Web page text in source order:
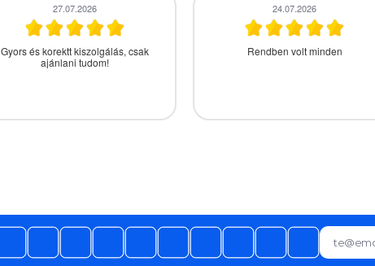
27.07.2026
Gyors és korektt kiszolgálás, csak
ajánlani tudom!
24.07.2026
Rendben volt minden